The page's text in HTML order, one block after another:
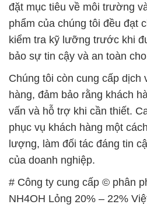
đặt mục tiêu về môi trường
phẩm của chúng tôi đều đạt
kiểm tra kỹ lưỡng trước khi
bảo sự tin cậy và an toàn
Chúng tôi còn cung cấp dịch
hàng, đảm bảo rằng khách
vấn và hỗ trợ khi cần thiết.
phục vụ khách hàng một
lượng, làm đối tác đáng tin
của doanh nghiệp.
# Công ty cung cấp © phân
NH4OH Lỏng 20% – 22%